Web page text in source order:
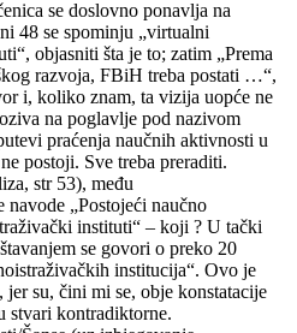
se doslovno ponavlja na
48 se spominju „virtualni
objasniti šta je to; zatim „Prema
razvoja, FBiH treba postati …“,
i, koliko znam, ta vizija uopće ne
na poglavlje pod nazivom
praćenja naučnih aktivnosti u
postoji. Sve treba preraditi.
str 53), među
navode „Postojeći naučno
instituti“ – koji ? U tački
se govori o preko 20
institucija“. Ovo je
jer su, čini mi se, obje konstatacije
stvari kontradiktorne.